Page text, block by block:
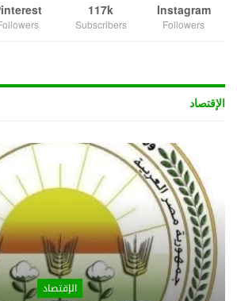
Instagram
Followers
117k
Subscribers
الإقتصاد
الإقتصاد